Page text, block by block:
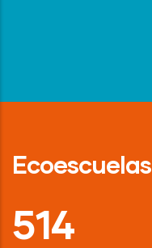
Ecoescuelas
718